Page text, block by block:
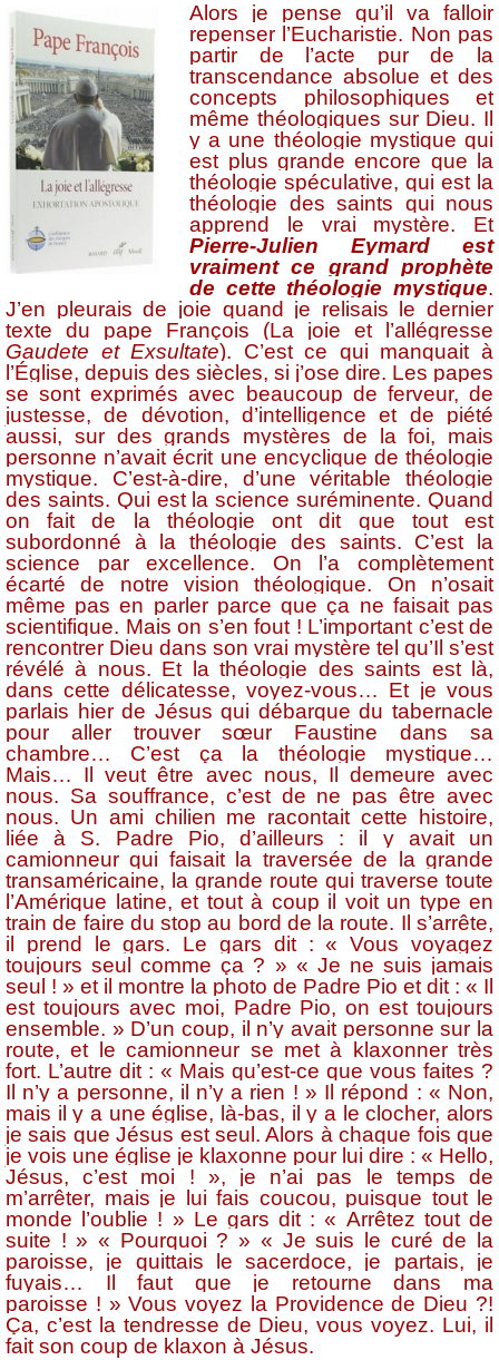
Alors je pense qu’il va falloir
repenser l’Eucharistie. Non pas
partir de l’acte pur de la
transcendance absolue et des
concepts philosophiques et
même théologiques sur Dieu. Il
y a une théologie mystique qui
est plus grande encore que la
théologie spéculative, qui est la
théologie des saints qui nous
apprend le vrai mystère. Et
Pierre-Julien Eymard est
vraiment ce grand prophète
de cette théologie mystique.
J’en pleurais de joie quand je relisais le dernier
texte du pape François (La joie et l’allégresse
Gaudete et Exsultate). C’est ce qui manquait à
l’Église, depuis des siècles, si j’ose dire. Les papes
se sont exprimés avec beaucoup de ferveur, de
justesse, de dévotion, d’intelligence et de piété
aussi, sur des grands mystères de la foi, mais
personne n’avait écrit une encyclique de théologie
mystique. C’est-à-dire, d’une véritable théologie
des saints. Qui est la science suréminente. Quand
on fait de la théologie ont dit que tout est
subordonné à la théologie des saints. C’est la
science par excellence. On l’a complètement
écarté de notre vision théologique. On n’osait
même pas en parler parce que ça ne faisait pas
scientifique. Mais on s’en fout ! L’important c’est de
rencontrer Dieu dans son vrai mystère tel qu’Il s’est
révélé à nous. Et la théologie des saints est là,
dans cette délicatesse, voyez-vous… Et je vous
parlais hier de Jésus qui débarque du tabernacle
pour aller trouver sœur Faustine dans sa
chambre… C’est ça la théologie mystique…
Mais… Il veut être avec nous, Il demeure avec
nous. Sa souffrance, c’est de ne pas être avec
nous. Un ami chilien me racontait cette histoire,
liée à S. Padre Pio, d’ailleurs : il y avait un
camionneur qui faisait la traversée de la grande
transaméricaine, la grande route qui traverse toute
l’Amérique latine, et tout à coup il voit un type en
train de faire du stop au bord de la route. Il s’arrête,
il prend le gars. Le gars dit : « Vous voyagez
toujours seul comme ça ? » « Je ne suis jamais
seul ! » et il montre la photo de Padre Pio et dit : « Il
est toujours avec moi, Padre Pio, on est toujours
ensemble. » D’un coup, il n’y avait personne sur la
route, et le camionneur se met à klaxonner très
fort. L’autre dit : « Mais qu’est-ce que vous faites ?
Il n’y a personne, il n’y a rien ! » Il répond : « Non,
mais il y a une église, là-bas, il y a le clocher, alors
je sais que Jésus est seul. Alors à chaque fois que
je vois une église je klaxonne pour lui dire : « Hello,
Jésus, c’est moi ! », je n’ai pas le temps de
m’arrêter, mais je lui fais coucou, puisque tout le
monde l’oublie ! » Le gars dit : « Arrêtez tout de
suite ! » « Pourquoi ? » « Je suis le curé de la
paroisse, je quittais le sacerdoce, je partais, je
fuyais… Il faut que je retourne dans ma
paroisse ! » Vous voyez la Providence de Dieu ?!
Ça, c’est la tendresse de Dieu, vous voyez. Lui, il
fait son coup de klaxon à Jésus.